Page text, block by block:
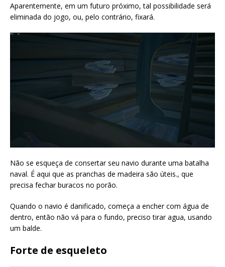
Aparentemente, em um futuro próximo, tal possibilidade será
eliminada do jogo, ou, pelo contrário, fixará.
Não se esqueça de consertar seu navio durante uma batalha
naval. É aqui que as pranchas de madeira são úteis., que
precisa fechar buracos no porão.
Quando o navio é danificado, começa a encher com água de
dentro, então não vá para o fundo, preciso tirar agua, usando
um balde.
Forte de esqueleto